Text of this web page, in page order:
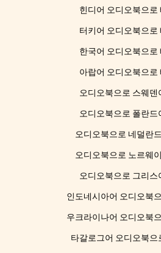
힌디어 오디오북으로
터키어 오디오북으로
한국어 오디오북으로
아랍어 오디오북으로
오디오북으로 스웨덴
오디오북으로 폴란드
오디오북으로 네덜란
오디오북으로 노르웨
오디오북으로 그리스
인도네시아어 오디오북
우크라이나어 오디오북
타갈로그어 오디오북으